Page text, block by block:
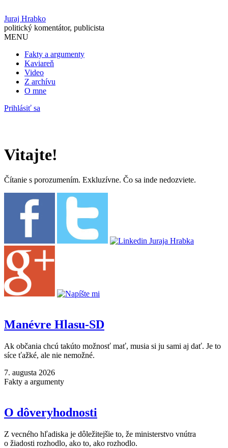
Juraj Hrabko
politický komentátor, publicista
MENU
Fakty a argumenty
Kaviareň
Video
Z archívu
O mne
Prihlásiť sa
Vitajte!
Čítanie s porozumením. Exkluzívne. Čo sa inde nedozviete.
Manévre Hlasu-SD
Ak občania chcú takúto možnosť mať, musia si ju sami aj dať. Je to
síce ťažké, ale nie nemožné.
7. augusta 2026
Fakty a argumenty
O dôveryhodnosti
Z vecného hľadiska je dôležitejšie to, že ministerstvo vnútra
o žiadosti rozhodlo, ako to, ako rozhodlo.